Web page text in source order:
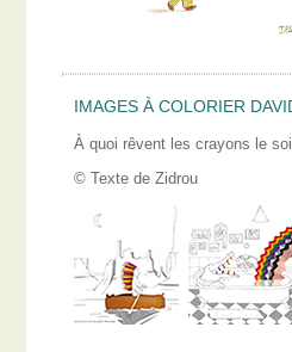
IMAGES À COLORIER
À quoi rêvent les crayons le
© Texte de Zidrou